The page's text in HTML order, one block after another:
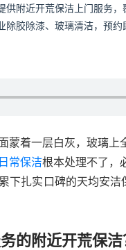
供附近开荒保洁上门服务
胶除漆、玻璃清洁，预约
蒙着一层白灰，玻璃
日常保洁根本处理不了，
下扎实口碑的天均安
的附近开荒保洁